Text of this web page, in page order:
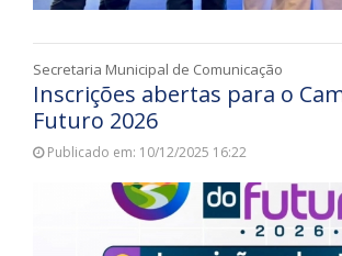
Secretaria Municipal de Comunicação
Inscrições abertas para o
Futuro 2026
Publicado em: 10/12/2025 16:22